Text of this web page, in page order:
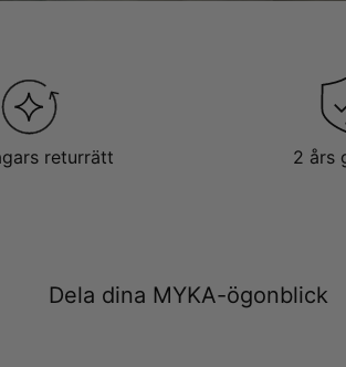
returrätt 2 års
Dela dina MYKA-ögonblick